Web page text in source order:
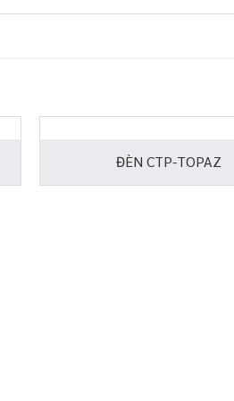
ĐÈN CTP-TOPAZ